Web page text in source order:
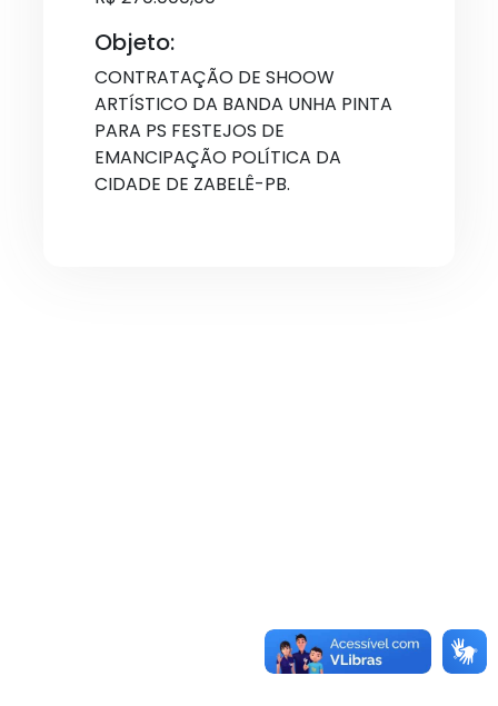
Objeto:
CONTRATAÇÃO DE SHOOW
ARTÍSTICO DA BANDA UNHA PINTA
PARA PS FESTEJOS DE
EMANCIPAÇÃO POLÍTICA DA
CIDADE DE ZABELÊ-PB.